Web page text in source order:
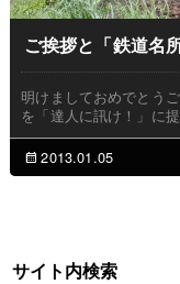
2013.01.05
ご挨拶と「鉄道名
明けましておめでとう
を「達人に訊け！」に
サイト内検索